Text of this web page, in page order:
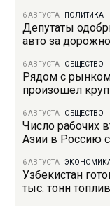
6 АВГУСТА ПОЛИТИКА
Депутаты
авто за
6 АВГУСТА ОБЩЕСТВО
Рядом с
произошел
6 АВГУСТА ОБЩЕСТВО
Число рабочих
Азии в Россию
6 АВГУСТА |
Узбекистан
тыс. тонн